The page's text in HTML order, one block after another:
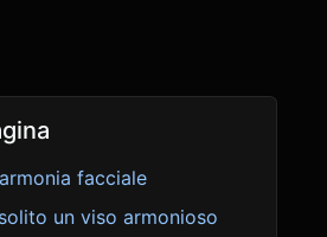
facciale
un viso armonioso